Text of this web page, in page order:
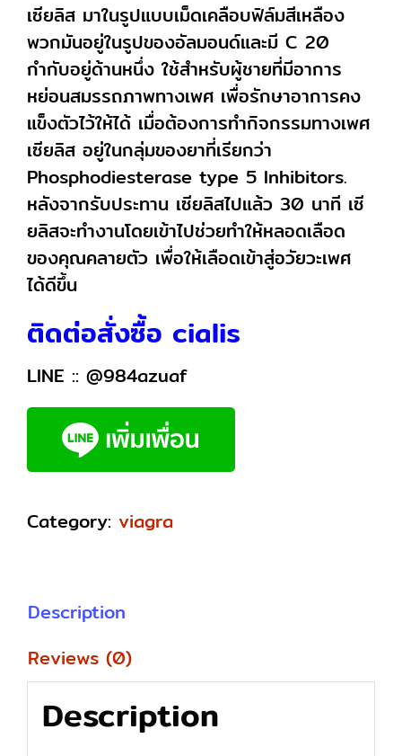
เซียลิส มาในรูปแบบเม็ดเคลือบฟิล์มสีเหลือง
พวกมันอยู่ในรูปของอัลมอนด์และมี C 20
กำกับอยู่ด้านหนึ่ง ใช้สำหรับผู้ชายที่มีอาการ
หย่อนสมรรถภาพทางเพศ เพื่อรักษาอาการคง
แข็งตัวไว้ให้ได้ เมื่อต้องการทำกิจกรรมทางเพศ
เซียลิส อยู่ในกลุ่มของยาที่เรียกว่า
Phosphodiesterase type 5 Inhibitors.
หลังจากรับประทาน เซียลิสไปแล้ว 30 นาที เซี
ยลิสจะทำงานโดยเข้าไปช่วยทำให้หลอดเลือด
ของคุณคลายตัว เพื่อให้เลือดเข้าสู่อวัยวะเพศ
ได้ดีขึ้น
ติดต่อสั่งซื้อ cialis
LINE :: @984azuaf
Category: viagra
Description
Reviews (0)
Description